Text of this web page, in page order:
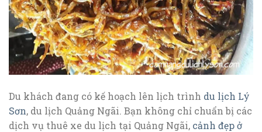
Du khách đang có kế hoạch lên lịch trình du lịch Lý
Sơn, du lịch Quảng Ngãi. Bạn không chỉ chuẩn bị các
dịch vụ thuê xe du lịch tại Quảng Ngãi, cảnh đẹp ở